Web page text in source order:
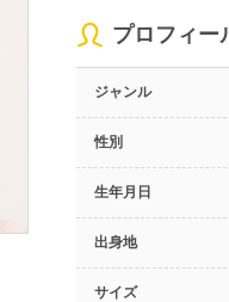
プロフィー
ジャンル
性別
生年月日
出身地
サイズ